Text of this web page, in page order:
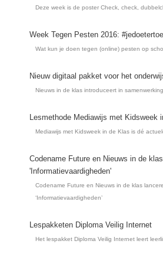
Deze week is de poster Check, check,
Week Tegen Pesten 2016: #jedoetertoe
Wat kun je doen tegen (online) pesten op
Nieuw digitaal pakket voor het
Nieuws in de klas introduceert in
Lesmethode Mediawijs met Kidsweek
Mediawijs met Kidsweek in de Klas is dé
Codename Future en Nieuws in de
'Informatievaardigheden'
Codename Future en Nieuws in de klas
‘Informatievaardigheden’
Lespakketen Diploma Veilig Internet
Het lespakket Diploma Veilig Internet leert